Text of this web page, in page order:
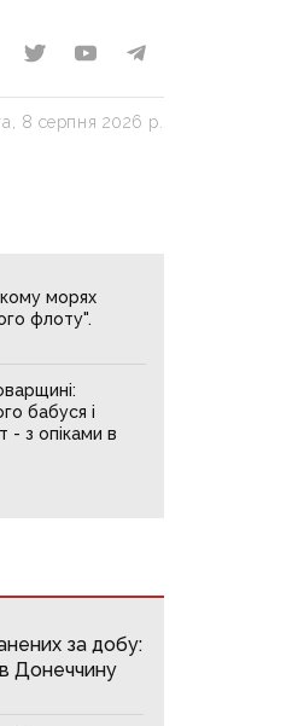
8 серпня 2026 р.
морях
флоту".
бабуся і
- з опіками в
за добу:
Донеччину